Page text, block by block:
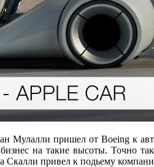
Мулалли пришел от Boeing к
на такие высоты. Точно
привел к подьему